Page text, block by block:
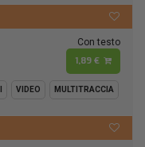
Con testo
1,89 €
VIDEO MULTITRACCIA